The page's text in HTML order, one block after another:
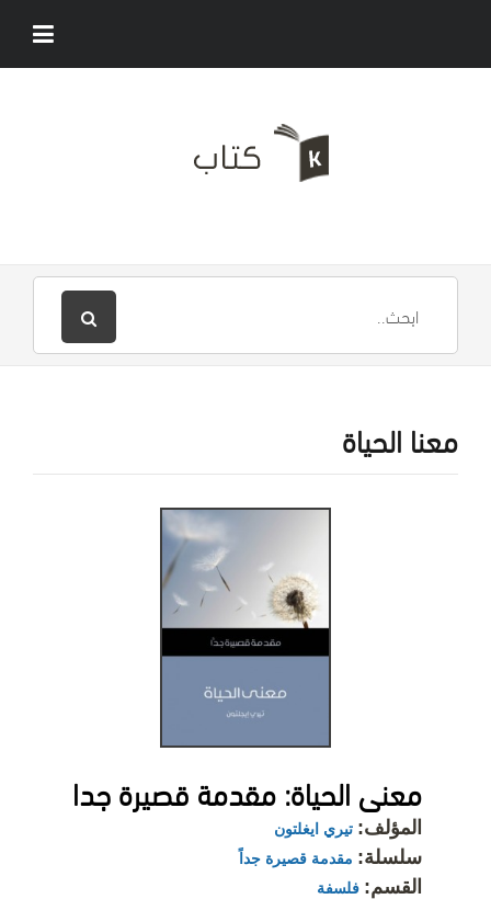
معنا الحياة
معنى الحياة: مقدمة قصيرة جدا
المؤلف: تيري ايغلتون
سلسلة: مقدمة قصيرة جداً
القسم: فلسفة